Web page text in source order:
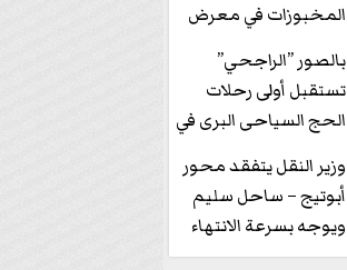
المخبوزات في معرض
بالصور ”الراجحي”
تستقبل أولى رحلات
الحج السياحى البرى في
وزير النقل يتفقد محور
أبوتيج – ساحل سليم
ويوجه بسرعة الانتهاء
من...